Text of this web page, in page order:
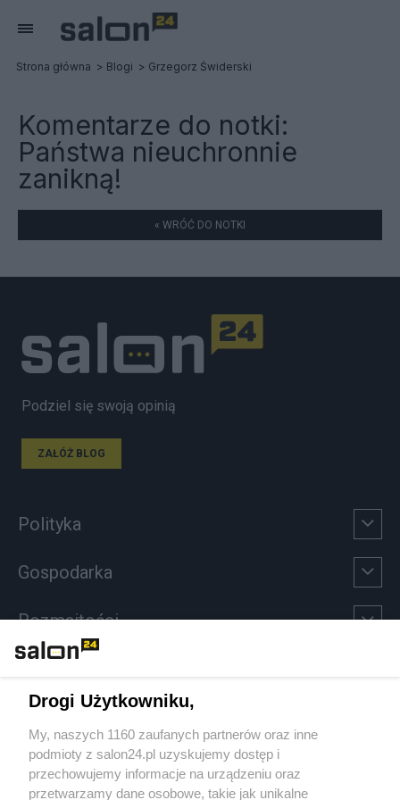
Strona główna Blogi Grzegorz Świderski
Komentarze do notki:
Państwa nieuchronnie
zanikną!
« WRÓĆ DO NOTKI
Podziel się swoją opinią
ZAŁÓŻ BLOG
Polityka
Gospodarka
Rozmaitości
Sport
Społeczeństwo
Drogi Użytkowniku,
My, naszych 1160 zaufanych partnerów oraz inne
podmioty z salon24.pl uzyskujemy dostęp i
przechowujemy informacje na urządzeniu oraz
przetwarzamy dane osobowe, takie jak unikalne